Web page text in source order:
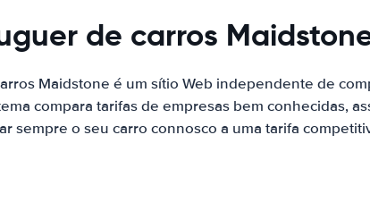
de carros
Maidstone é um sítio Web independente de
compara tarifas de empresas bem conhecidas,
sempre o seu carro connosco a uma tarifa